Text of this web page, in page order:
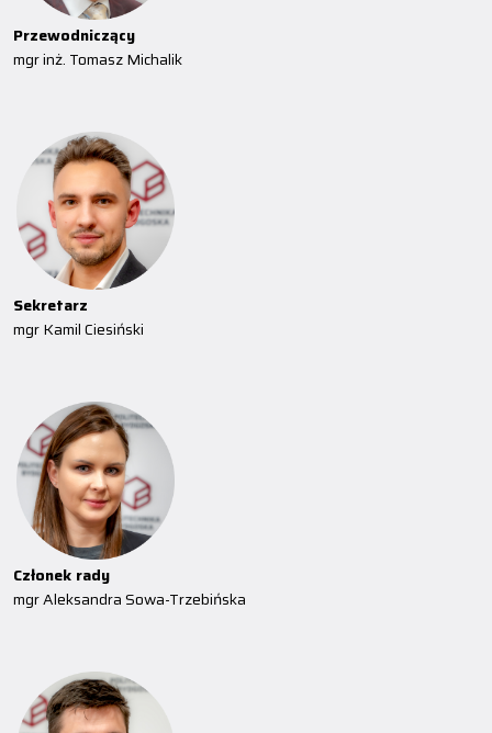
Przewodniczący
mgr inż. Tomasz Michalik
Sekretarz
mgr Kamil Ciesiński
Członek rady
mgr Aleksandra Sowa-Trzebińska